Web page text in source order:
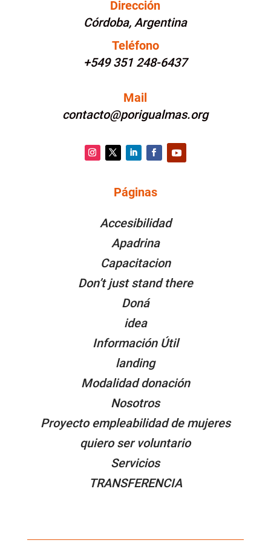
Dirección
Córdoba, Argentina
Teléfono
+549 351 248-6437
Mail
contacto@porigualmas.org
Facebook
Páginas
Accesibilidad
Apadrina
Capacitacion
Don’t just stand there
Doná
idea
Información Útil
landing
Modalidad donación
Nosotros
Proyecto empleabilidad de mujeres
quiero ser voluntario
Servicios
TRANSFERENCIA